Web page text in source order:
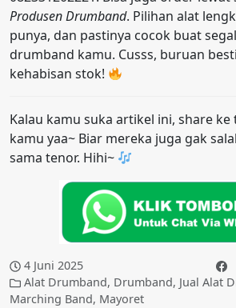
Produsen Drumband. Pilihan alat
punya, dan pastinya cocok buat
drumband kamu. Cusss, buruan
kehabisan stok!
Kalau kamu suka artikel ini, share
kamu yaa~ Biar mereka juga gak
sama tenor. Hihi~
4 Juni 2025
Alat Drumband, Drumband, Jual Alat
Marching Band, Mayoret